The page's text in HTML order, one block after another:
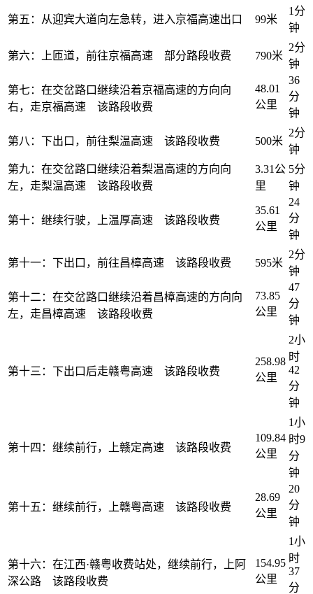
第五：从迎宾大道向左急转，进入京福高速出口 99米
1分
钟
第六：上匝道，前往京福高速 部分路段收费 790米
2分
钟
第七：在交岔路口继续沿着京福高速的方向向
右，走京福高速 该路段收费
48.01
公里
36
分
钟
第八：下出口，前往梨温高速 该路段收费 500米
2分
钟
第九：在交岔路口继续沿着梨温高速的方向向
左，走梨温高速 该路段收费
3.31公
里
5分
钟
第十：继续行驶，上温厚高速 该路段收费
35.61
公里
24
分
钟
第十一：下出口，前往昌樟高速 该路段收费 595米
2分
钟
第十二：在交岔路口继续沿着昌樟高速的方向向
左，走昌樟高速 该路段收费
73.85
公里
47
分
钟
第十三：下出口后走赣粤高速 该路段收费
258.98
公里
2小
时
42
分
钟
第十四：继续前行，上赣定高速 该路段收费
109.84
公里
1小
时9
分
钟
第十五：继续前行，上赣粤高速 该路段收费
28.69
公里
20
分
钟
第十六：在江西·赣粤收费站处，继续前行，上阿
深公路 该路段收费
154.95
公里
1小
时
37
分